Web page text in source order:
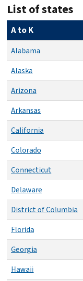
List of states
A to K
Alabama
Alaska
Arizona
Arkansas
California
Colorado
Connecticut
Delaware
District of Columbia
Florida
Georgia
Hawaii